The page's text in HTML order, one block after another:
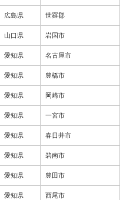
広島県 世羅郡
山口県 岩国市
愛知県 名古屋市
愛知県 豊橋市
愛知県 岡崎市
愛知県 一宮市
愛知県 春日井市
愛知県 碧南市
愛知県 豊田市
愛知県 西尾市